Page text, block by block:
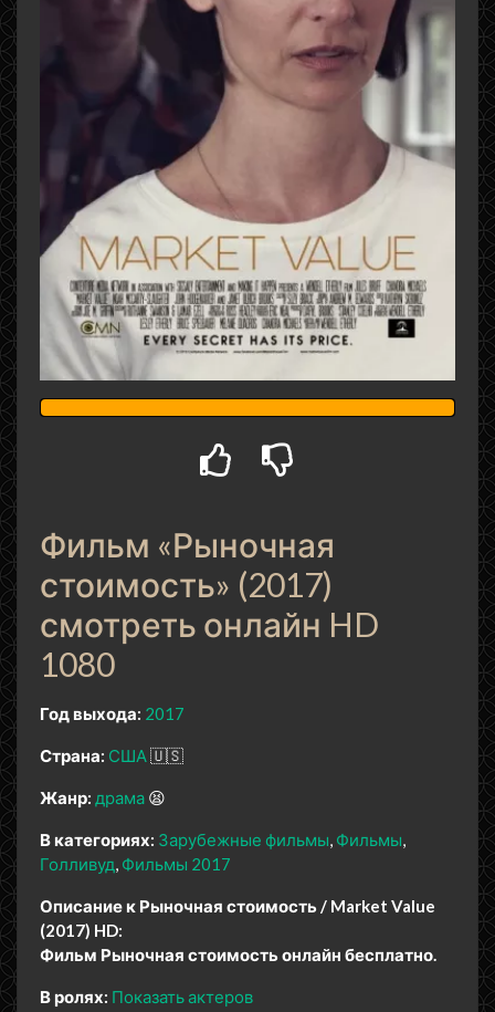
Фильм «Рыночная
стоимость» (2017)
смотреть онлайн HD
1080
Год выхода: 2017
Страна: США 🇺🇸
Жанр: драма 😫
В категориях: Зарубежные фильмы Фильмы
Голливуд Фильмы 2017
Описание к Рыночная стоимость / Market Value
(2017) HD:
Фильм Рыночная стоимость онлайн бесплатно.
В ролях: Показать актеров